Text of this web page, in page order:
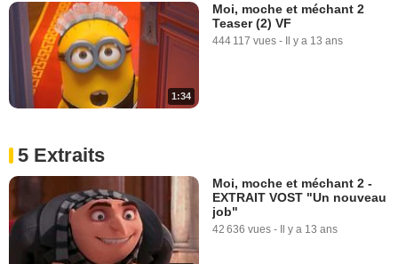
1:34
Moi, moche et méchant 2
Teaser (2) VF
444 117 vues - Il y a 13 ans
5 Extraits
Moi, moche et méchant 2 -
EXTRAIT VOST "Un nouveau
job"
42 636 vues - Il y a 13 ans